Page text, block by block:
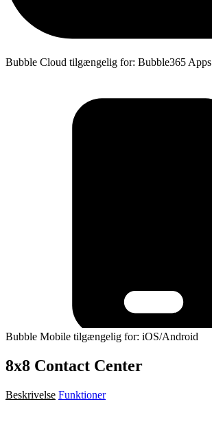
Bubble Cloud tilgængelig for: Bubble365 Apps
Bubble Mobile tilgængelig for: iOS/Android
8x8 Contact Center
Beskrivelse Funktioner